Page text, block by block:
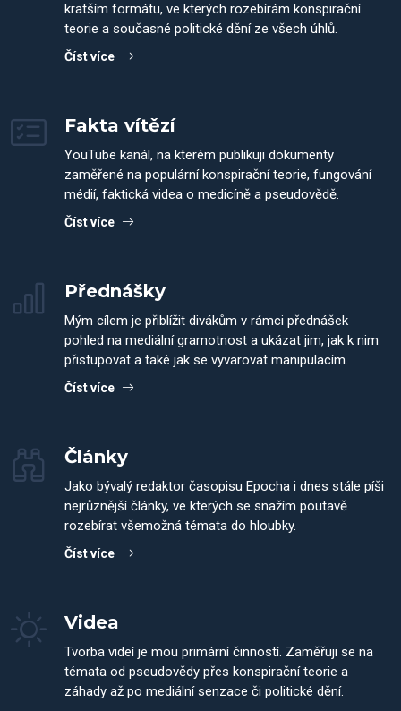
kratším formátu, ve kterých rozebírám konspirační
teorie a současné politické dění ze všech úhlů.
Číst více
Fakta vítězí
YouTube kanál, na kterém publikuji dokumenty
zaměřené na populární konspirační teorie, fungování
médií, faktická videa o medicíně a pseudovědě.
Číst více
Přednášky
Mým cílem je přiblížit divákům v rámci přednášek
pohled na mediální gramotnost a ukázat jim, jak k nim
přistupovat a také jak se vyvarovat manipulacím.
Číst více
Články
Jako bývalý redaktor časopisu Epocha i dnes stále píši
nejrůznější články, ve kterých se snažím poutavě
rozebírat všemožná témata do hloubky.
Číst více
Videa
Tvorba videí je mou primární činností. Zaměřuji se na
témata od pseudovědy přes konspirační teorie a
záhady až po mediální senzace či politické dění.